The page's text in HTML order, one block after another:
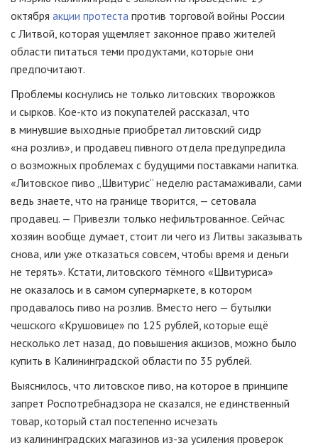
октября акции протеста против торговой войны России
с Литвой, которая ущемляет законное право жителей
области питаться теми продуктами, которые они
предпочитают.
Проблемы коснулись не только литовских творожков
и сырков. Кое-кто из покупателей рассказал, что
в минувшие выходные приобретал литовский сидр
«на розлив», и продавец пивного отдела предупредила
о возможных проблемах с будущими поставками напитка.
«Литовское пиво „Швитурис“ неделю растамаживали, сами
ведь знаете, что на границе творится, — сетовала
продавец. — Привезли только нефильтрованное. Сейчас
хозяин вообще думает, стоит ли чего из Литвы заказывать
снова, или уже отказаться совсем, чтобы время и деньги
не терять». Кстати, литовского тёмного «Швитуриса»
не оказалось и в самом супермаркете, в котором
продавалось пиво на розлив. Вместо него — бутылки
чешского «Крушовице» по 125 рублей, которые ещё
несколько лет назад, до повышения акцизов, можно было
купить в Калининградской области по 35 рублей.
Выяснилось, что литовское пиво, на которое в принципе
запрет Роспотребнадзора не сказался, не единственный
товар, который стал постепенно исчезать
из калининградских магазинов из-за усиления проверок